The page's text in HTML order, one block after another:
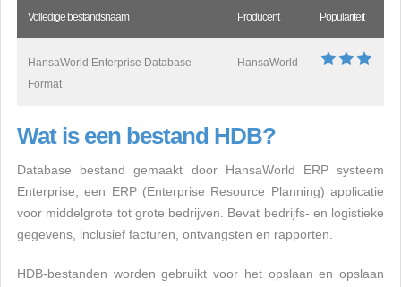
Volledige bestandsnaam Producent Populariteit
HansaWorld Enterprise Database
Format
HansaWorld
Wat is een bestand HDB?
Database bestand gemaakt door HansaWorld ERP systeem
Enterprise, een ERP (Enterprise Resource Planning) applicatie
voor middelgrote tot grote bedrijven. Bevat bedrijfs- en logistieke
gegevens, inclusief facturen, ontvangsten en rapporten.
HDB-bestanden worden gebruikt voor het opslaan en opslaan